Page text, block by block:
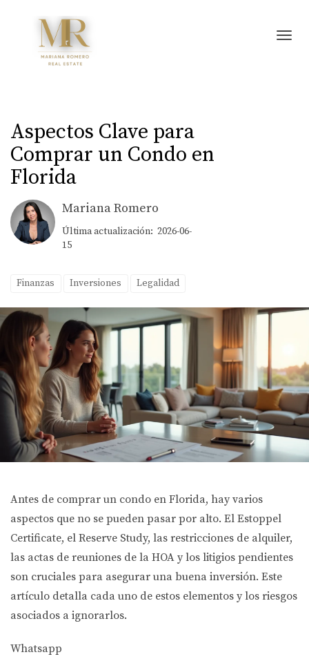
Aspectos Clave para
Comprar un Condo en
Florida
Mariana Romero
Última actualización: 2026-06-
15
Finanzas Inversiones Legalidad
Antes de comprar un condo en Florida, hay varios
aspectos que no se pueden pasar por alto. El Estoppel
Certificate, el Reserve Study, las restricciones de alquiler,
las actas de reuniones de la HOA y los litigios pendientes
son cruciales para asegurar una buena inversión. Este
artículo detalla cada uno de estos elementos y los riesgos
asociados a ignorarlos.
Whatsapp